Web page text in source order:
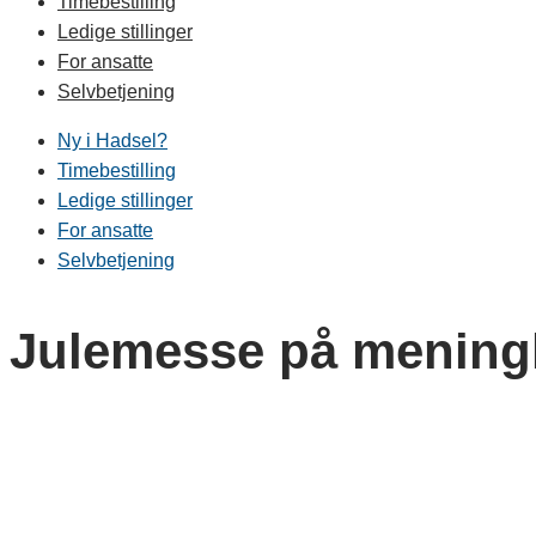
Ledige stillinger
For ansatte
Selvbetjening
Ny i Hadsel?
Timebestilling
Ledige stillinger
For ansatte
Selvbetjening
Julemesse på